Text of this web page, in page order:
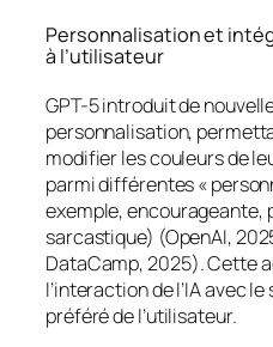
Personnalisation et
à l’utilisateur
GPT-5 introduit de
personnalisation,
modifier les couleurs de
parmi différentes «
exemple, encourageante,
sarcastique) (OpenAI,
DataCamp, 2025). Cette
l’interaction de l’IA avec
préféré de l’utilisateur.